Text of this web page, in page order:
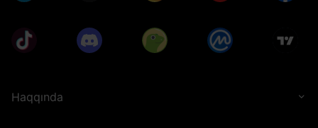
Haqqında